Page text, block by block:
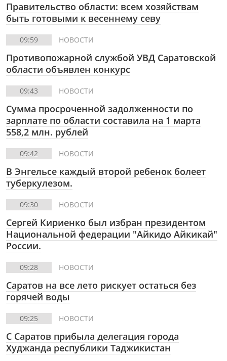
Правительство области: всем хозяйствам
быть готовыми к весеннему севу
09:59 НОВОСТИ
Противопожарной службой УВД Саратовской
области объявлен конкурс
09:43 НОВОСТИ
Cумма просроченной задолженности по
зарплате по области составила на 1 марта
558,2 млн. рублей
09:42 НОВОСТИ
В Энгельсе каждый второй ребенок болеет
туберкулезом.
09:30 НОВОСТИ
Сергей Кириенко был избран президентом
Национальной федерации "Айкидо Айкикай"
России.
09:28 НОВОСТИ
Саратов на все лето рискует остаться без
горячей воды
09:25 НОВОСТИ
С Саратов прибыла делегация города
Худжанда республики Таджикистан